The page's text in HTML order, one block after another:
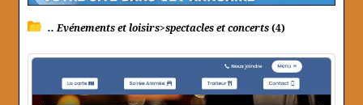
.. Evénements et loisirs>spectacles et concerts(4)